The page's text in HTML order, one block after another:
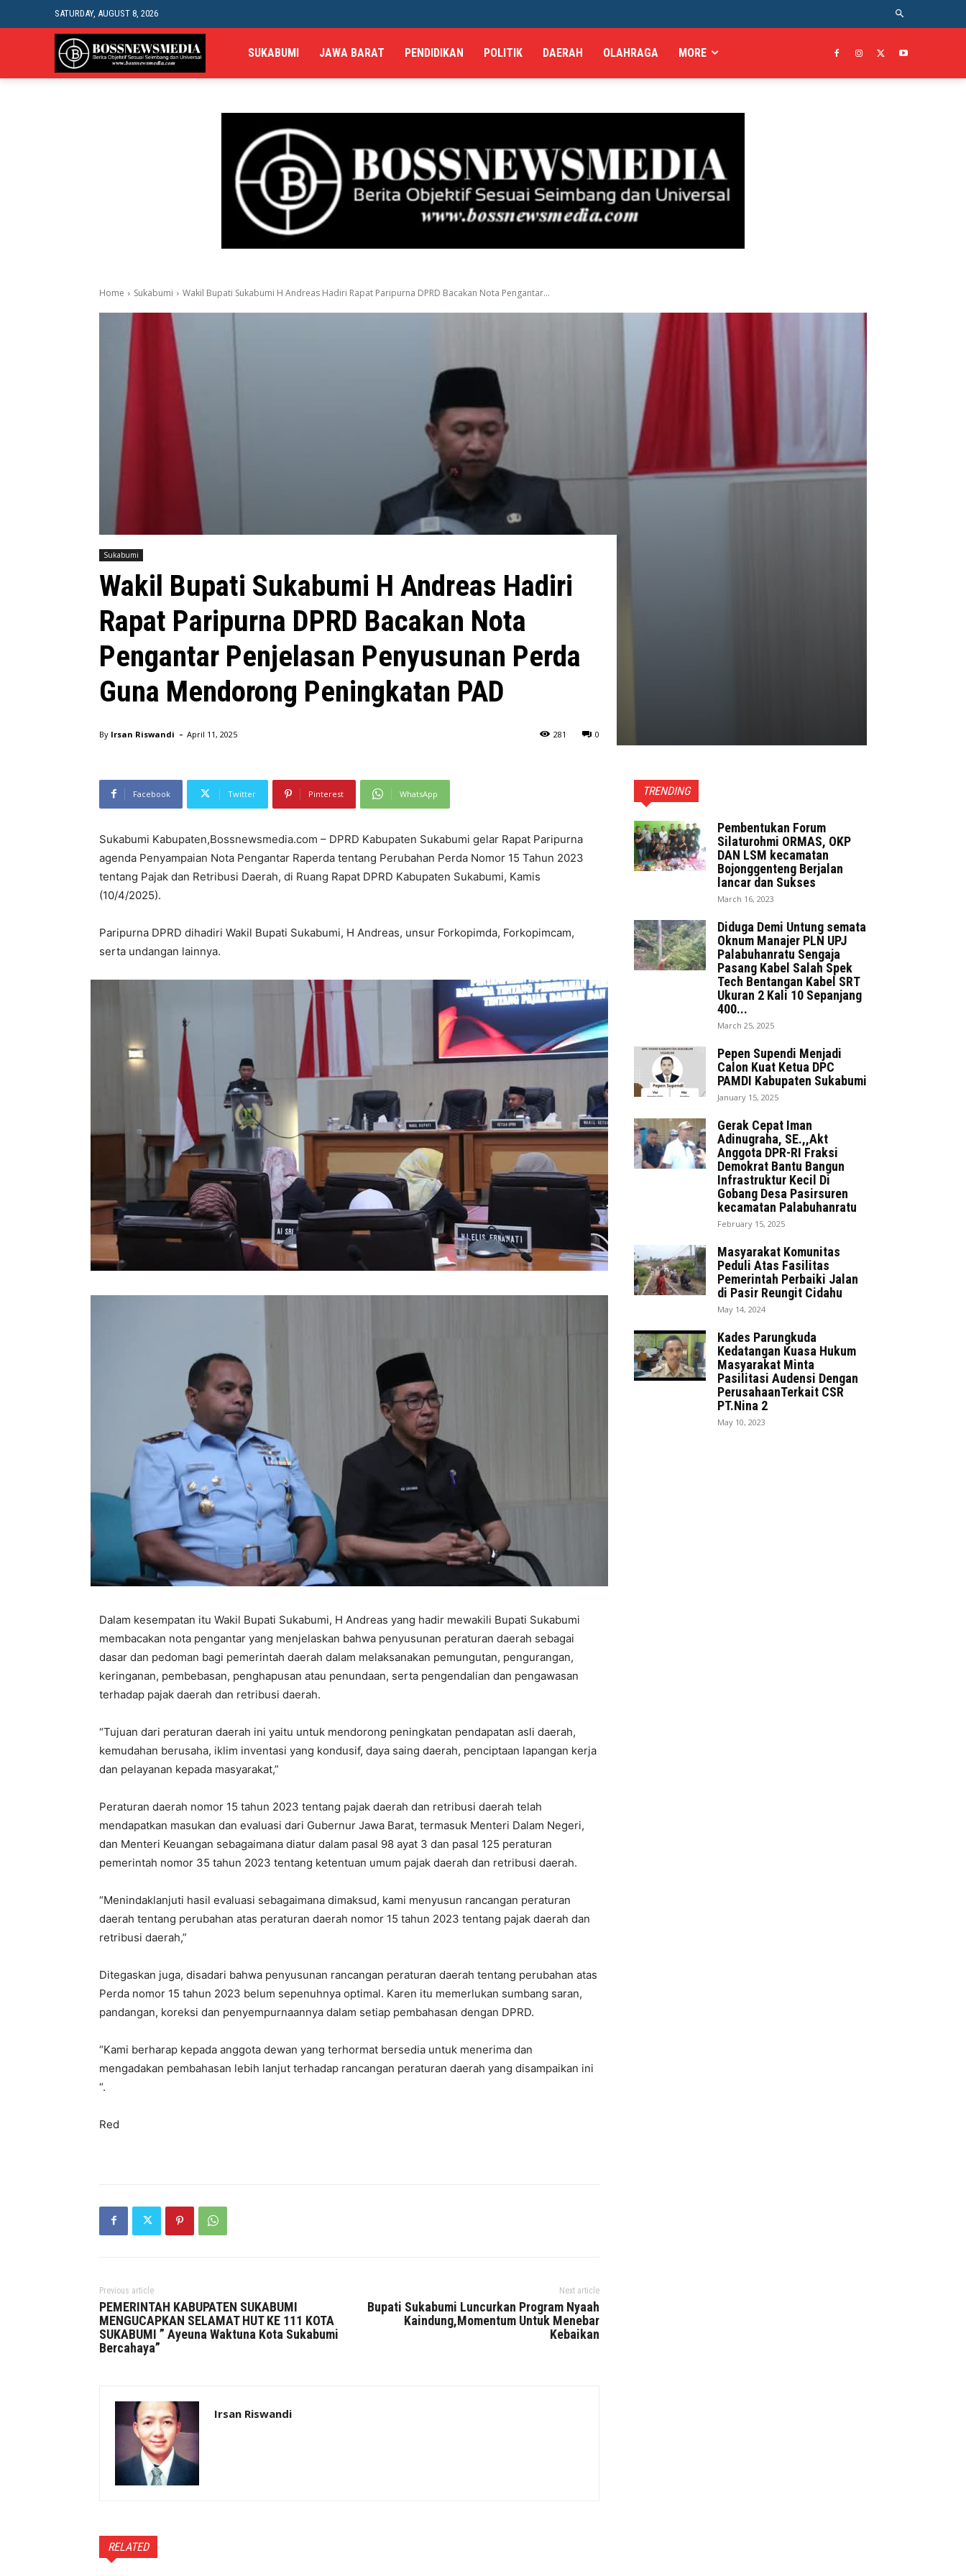
SATURDAY, AUGUST 8, 2026
SUKABUMI JAWA BARAT PENDIDIKAN POLITIK DAERAH OLAHRAGA MORE
Home Sukabumi Wakil Bupati Sukabumi H Andreas Hadiri Rapat Paripurna DPRD Bacakan Nota Pengantar...
Sukabumi
Wakil Bupati Sukabumi H Andreas Hadiri
Rapat Paripurna DPRD Bacakan Nota
Pengantar Penjelasan Penyusunan Perda
Guna Mendorong Peningkatan PAD
By Irsan Riswandi - April 11, 2025 0
281
Facebook Twitter Pinterest WhatsApp
Sukabumi Kabupaten,Bossnewsmedia.com – DPRD Kabupaten Sukabumi gelar Rapat Paripurna
agenda Penyampaian Nota Pengantar Raperda tentang Perubahan Perda Nomor 15 Tahun 2023
tentang Pajak dan Retribusi Daerah, di Ruang Rapat DPRD Kabupaten Sukabumi, Kamis
(10/4/2025).
Paripurna DPRD dihadiri Wakil Bupati Sukabumi, H Andreas, unsur Forkopimda, Forkopimcam,
serta undangan lainnya.
Dalam kesempatan itu Wakil Bupati Sukabumi, H Andreas yang hadir mewakili Bupati Sukabumi
membacakan nota pengantar yang menjelaskan bahwa penyusunan peraturan daerah sebagai
dasar dan pedoman bagi pemerintah daerah dalam melaksanakan pemungutan, pengurangan,
keringanan, pembebasan, penghapusan atau penundaan, serta pengendalian dan pengawasan
terhadap pajak daerah dan retribusi daerah.
“Tujuan dari peraturan daerah ini yaitu untuk mendorong peningkatan pendapatan asli daerah,
kemudahan berusaha, iklim inventasi yang kondusif, daya saing daerah, penciptaan lapangan kerja
dan pelayanan kepada masyarakat,”
Peraturan daerah nomor 15 tahun 2023 tentang pajak daerah dan retribusi daerah telah
mendapatkan masukan dan evaluasi dari Gubernur Jawa Barat, termasuk Menteri Dalam Negeri,
dan Menteri Keuangan sebagaimana diatur dalam pasal 98 ayat 3 dan pasal 125 peraturan
pemerintah nomor 35 tahun 2023 tentang ketentuan umum pajak daerah dan retribusi daerah.
“Menindaklanjuti hasil evaluasi sebagaimana dimaksud, kami menyusun rancangan peraturan
daerah tentang perubahan atas peraturan daerah nomor 15 tahun 2023 tentang pajak daerah dan
retribusi daerah,”
Ditegaskan juga, disadari bahwa penyusunan rancangan peraturan daerah tentang perubahan atas
Perda nomor 15 tahun 2023 belum sepenuhnya optimal. Karen itu memerlukan sumbang saran,
pandangan, koreksi dan penyempurnaannya dalam setiap pembahasan dengan DPRD.
“Kami berharap kepada anggota dewan yang terhormat bersedia untuk menerima dan
mengadakan pembahasan lebih lanjut terhadap rancangan peraturan daerah yang disampaikan ini
“.
Red
Previous article
PEMERINTAH KABUPATEN SUKABUMI
MENGUCAPKAN SELAMAT HUT KE 111 KOTA
SUKABUMI ” Ayeuna Waktuna Kota Sukabumi
Bercahaya”
Next article
Bupati Sukabumi Luncurkan Program Nyaah
Kaindung,Momentum Untuk Menebar
Kebaikan
Irsan Riswandi
RELATED
TRENDING
Pembentukan Forum
Silaturohmi ORMAS, OKP
DAN LSM kecamatan
Bojonggenteng Berjalan
lancar dan Sukses
March 16, 2023
Diduga Demi Untung semata
Oknum Manajer PLN UPJ
Palabuhanratu Sengaja
Pasang Kabel Salah Spek
Tech Bentangan Kabel SRT
Ukuran 2 Kali 10 Sepanjang
400...
March 25, 2025
Pepen Supendi Menjadi
Calon Kuat Ketua DPC
PAMDI Kabupaten Sukabumi
January 15, 2025
Gerak Cepat Iman
Adinugraha, SE.,,Akt
Anggota DPR-RI Fraksi
Demokrat Bantu Bangun
Infrastruktur Kecil Di
Gobang Desa Pasirsuren
kecamatan Palabuhanratu
February 15, 2025
Masyarakat Komunitas
Peduli Atas Fasilitas
Pemerintah Perbaiki Jalan
di Pasir Reungit Cidahu
May 14, 2024
Kades Parungkuda
Kedatangan Kuasa Hukum
Masyarakat Minta
Pasilitasi Audensi Dengan
PerusahaanTerkait CSR
PT.Nina 2
May 10, 2023